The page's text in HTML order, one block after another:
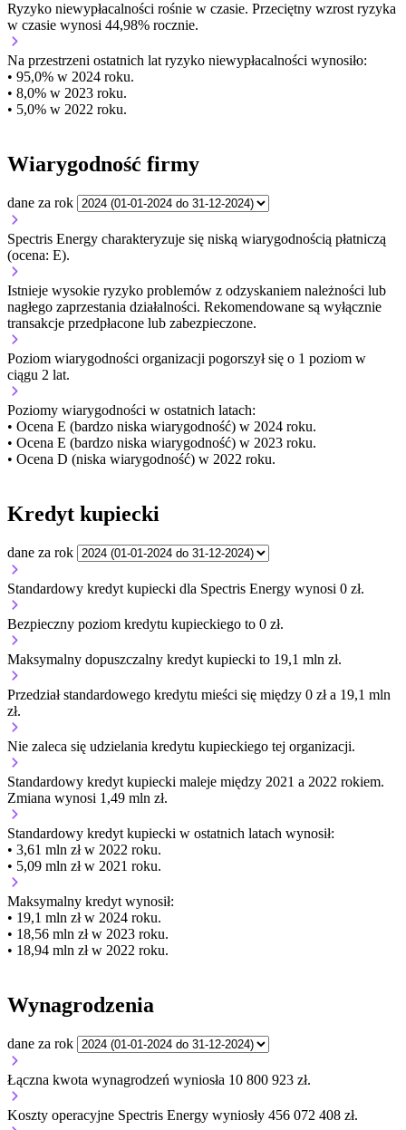
Ryzyko niewypłacalności rośnie w czasie. Przeciętny wzrost ryzyka
w czasie wynosi 44,98% rocznie.
Na przestrzeni ostatnich lat ryzyko niewypłacalności wynosiło:
• 95,0% w 2024 roku.
• 8,0% w 2023 roku.
• 5,0% w 2022 roku.
Wiarygodność firmy
dane za rok
Spectris Energy charakteryzuje się niską wiarygodnością płatniczą
(ocena: E).
Istnieje wysokie ryzyko problemów z odzyskaniem należności lub
nagłego zaprzestania działalności. Rekomendowane są wyłącznie
transakcje przedpłacone lub zabezpieczone.
Poziom wiarygodności organizacji pogorszył się o 1 poziom w
ciągu 2 lat.
Poziomy wiarygodności w ostatnich latach:
• Ocena E (bardzo niska wiarygodność) w 2024 roku.
• Ocena E (bardzo niska wiarygodność) w 2023 roku.
• Ocena D (niska wiarygodność) w 2022 roku.
Kredyt kupiecki
dane za rok
Standardowy kredyt kupiecki dla Spectris Energy wynosi 0 zł.
Bezpieczny poziom kredytu kupieckiego to 0 zł.
Maksymalny dopuszczalny kredyt kupiecki to 19,1 mln zł.
Przedział standardowego kredytu mieści się między 0 zł a 19,1 mln
zł.
Nie zaleca się udzielania kredytu kupieckiego tej organizacji.
Standardowy kredyt kupiecki maleje między 2021 a 2022 rokiem.
Zmiana wynosi 1,49 mln zł.
Standardowy kredyt kupiecki w ostatnich latach wynosił:
• 3,61 mln zł w 2022 roku.
• 5,09 mln zł w 2021 roku.
Maksymalny kredyt wynosił:
• 19,1 mln zł w 2024 roku.
• 18,56 mln zł w 2023 roku.
• 18,94 mln zł w 2022 roku.
Wynagrodzenia
dane za rok
Łączna kwota wynagrodzeń wyniosła 10 800 923 zł.
Koszty operacyjne Spectris Energy wyniosły 456 072 408 zł.